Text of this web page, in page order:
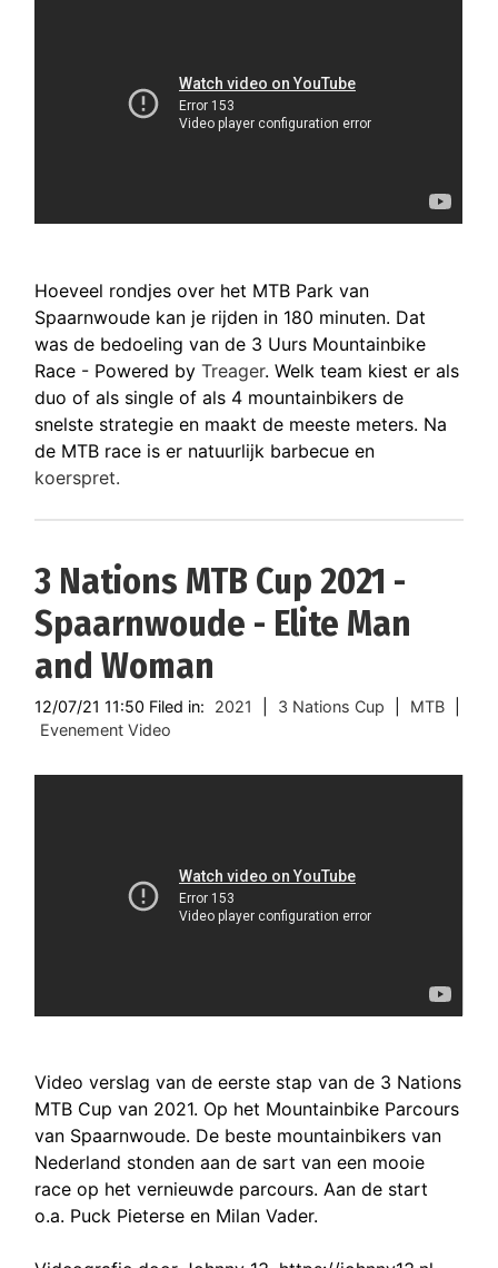
Hoeveel rondjes over het MTB Park van
Spaarnwoude kan je rijden in 180 minuten. Dat
was de bedoeling van de 3 Uurs Mountainbike
Race - Powered byTreager. Welk team kiest er als
duo of als single of als 4 mountainbikers de
snelste strategie en maakt de meeste meters. Na
de MTB race is er natuurlijk barbecue en
koerspret.
3 Nations MTB Cup 2021 -
Spaarnwoude - Elite Man
and Woman
12/07/21 11:50 Filed in: 2021 3 Nations Cup MTB
Evenement Video
Video verslag van de eerste stap van de 3 Nations
MTB Cup van 2021. Op het Mountainbike Parcours
van Spaarnwoude. De beste mountainbikers van
Nederland stonden aan de sart van een mooie
race op het vernieuwde parcours. Aan de start
o.a. Puck Pieterse en Milan Vader.